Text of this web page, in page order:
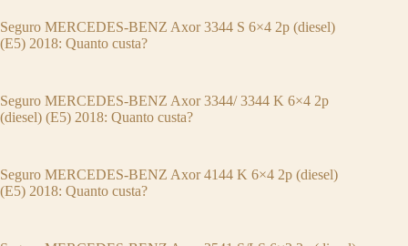
Seguro MERCEDES-BENZ Axor 3344 S 6×4 2p (diesel)
(E5) 2018: Quanto custa?
Seguro MERCEDES-BENZ Axor 3344/ 3344 K 6×4 2p
(diesel) (E5) 2018: Quanto custa?
Seguro MERCEDES-BENZ Axor 4144 K 6×4 2p (diesel)
(E5) 2018: Quanto custa?